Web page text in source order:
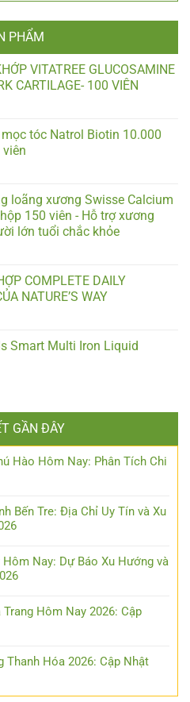
PHẨM
VITATREE GLUCOSAMINE
CARTILAGE- 100 VIÊN
tóc Natrol Biotin 10.000
loãng xương Swisse Calcium
150 viên - Hỗ trợ xương
lớn tuổi chắc khỏe
COMPLETE DAILY
NATURE’S WAY
Smart Multi Iron Liquid
GẦN ĐÂY
Hào Hôm Nay: Phân Tích Chi
Bến Tre: Địa Chỉ Uy Tín và Xu
Hôm Nay: Dự Báo Xu Hướng và
Hôm Nay 2026: Cập
Thanh Hóa 2026: Cập Nhật